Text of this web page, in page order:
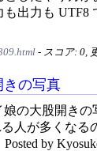
出力も UTF8
- スコア: 0,
きの写真
娘の大股開き
人が多くなる
by